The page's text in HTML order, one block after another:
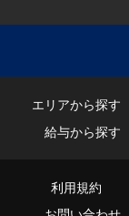
エリアから探す
給与から探す
利用規約